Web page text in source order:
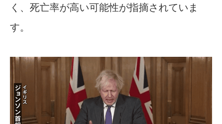
く、死亡率が高い可能性が指摘されていま
す。